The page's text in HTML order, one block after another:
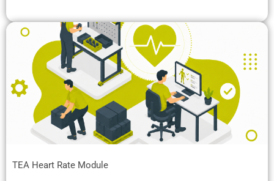
TEA Heart Rate Module